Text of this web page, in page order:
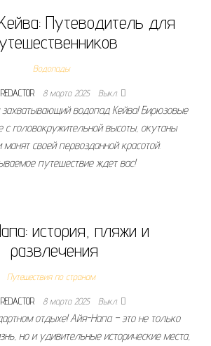
Путеводитель для
Водопады
REDACTOR 8 марта 2025 Выкл.
захватывающий водопад Кейва! Бирюзовые
головокружительной высоты, окутаны
своей первозданной красотой.
путешествие ждет вас!
история, пляжи и
развлечения
Путешествия по странам
REDACTOR 8 марта 2025 Выкл.
отдыхе! Айя-Напа – это не только
но и удивительные исторические места,